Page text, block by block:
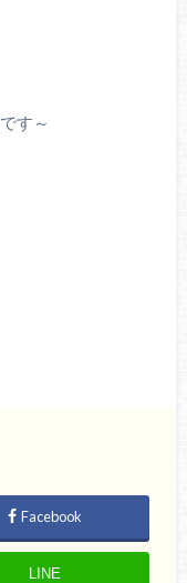
す～
Facebook
LINE